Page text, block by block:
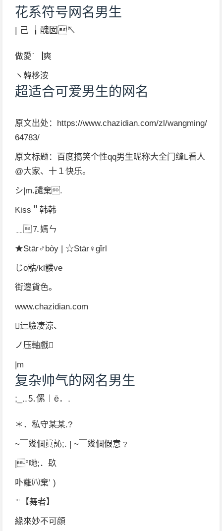
花系符号网名男生
| 己 ┧醜囡↖
做愛ˊ▕爽
ヽ韓栘洝
超适合可爱男生的网名
原文出处：https://www.chazidian.com/zl/wangming/
64783/
原文标题：百度搞笑个性qq男生昵称大全门缝L看人
@大家、十１快乐。
シ|m.讉棄.
Kiss＂韩韩
﹎⒎媽ㄣ
★Stār♂bòy | ☆Stār♀gǐrl
じo骷/kl髅ve
街邉貨色。
www.chazidian.com
辷臉凄涼、
ノ压軸戲
|m
复杂帅气的网名男生
;_..⒌傫︱ē．.
＊．私守某某.?
~￣幾個眞訫;. | ~￣幾個假意﹖
|°哋;．镹
卟蘺㈧棄’ )
℡【舞者】
緣來妙不可顔